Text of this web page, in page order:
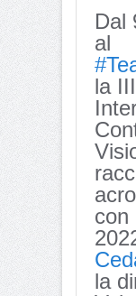
Dal
al
la
con
la